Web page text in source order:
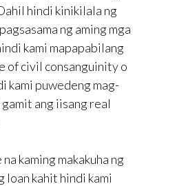
hindi kinikilala ng
ng aming mga
kami mapapabilang
of civil consanguinity o
kami puwedeng mag-
ang iisang real
kaming makakuha ng
loan kahit hindi kami